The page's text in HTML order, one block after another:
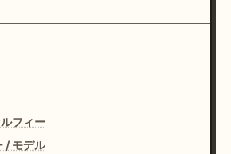
フィー
/ モデル